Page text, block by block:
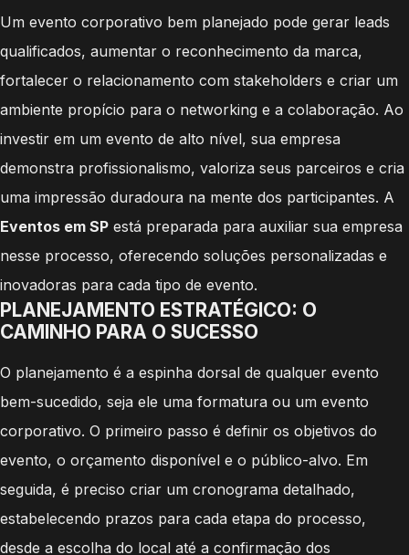
Um evento corporativo bem planejado pode gerar leads
qualificados, aumentar o reconhecimento da marca,
fortalecer o relacionamento com stakeholders e criar um
ambiente propício para o networking e a colaboração. Ao
investir em um evento de alto nível, sua empresa
demonstra profissionalismo, valoriza seus parceiros e cria
uma impressão duradoura na mente dos participantes. A
Eventos em SP está preparada para auxiliar sua empresa
nesse processo, oferecendo soluções personalizadas e
inovadoras para cada tipo de evento.
PLANEJAMENTO ESTRATÉGICO: O
CAMINHO PARA O SUCESSO
O planejamento é a espinha dorsal de qualquer evento
bem-sucedido, seja ele uma formatura ou um evento
corporativo. O primeiro passo é definir os objetivos do
evento, o orçamento disponível e o público-alvo. Em
seguida, é preciso criar um cronograma detalhado,
estabelecendo prazos para cada etapa do processo,
desde a escolha do local até a confirmação dos